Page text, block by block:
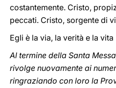
costantemente. Cristo,
peccati. Cristo, sorgente di
Egli è la via, la verità e la vita
Al termine della Santa
rivolge nuovamente ai
ringraziando con loro la